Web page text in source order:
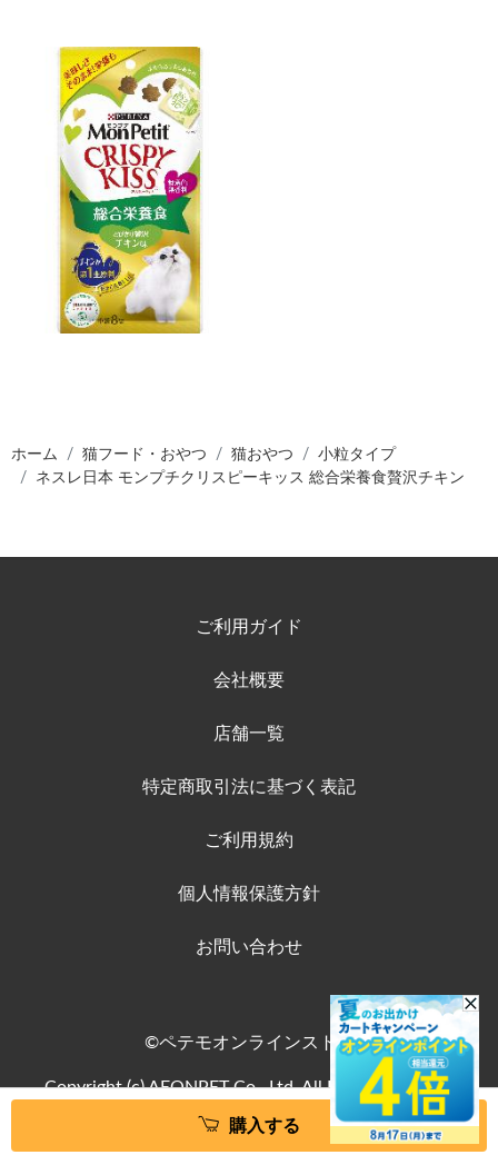
ホーム 猫フード・おやつ 猫おやつ
小粒タイプ
ネスレ日本 モンプチクリスピーキッス 総合栄養食贅沢チキン
ご利用ガイド
会社概要
店舗一覧
特定商取引法に基づく表記
ご利用規約
個人情報保護方針
お問い合わせ
©ペテモオンラインストア
Copyright (c) AEONPET Co., Ltd. All Rights Reserved.
購入する